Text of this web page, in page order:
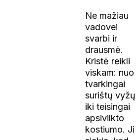
Ne mažiau
vadovei
svarbi ir
drausmė.
Kristė reikli
viskam: nuo
tvarkingai
surištų vyžų
iki teisingai
apsivilkto
kostiumo. Ji